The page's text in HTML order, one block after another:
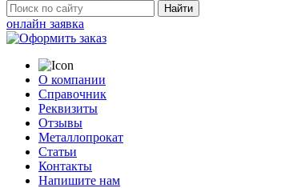
Найти
онлайн заявка
О компании
Справочник
Реквизиты
Отзывы
Металлопрокат
Статьи
Контакты
Напишите нам